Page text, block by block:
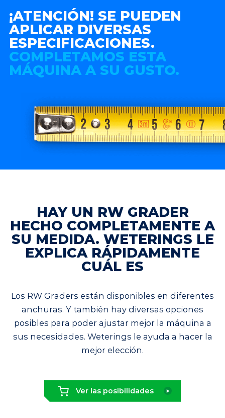
¡ATENCIÓN! SE PUEDEN
APLICAR DIVERSAS
ESPECIFICACIONES.
COMPLETAMOS ESTA
MÁQUINA A SU GUSTO.
HAY UN RW GRADER
HECHO COMPLETAMENTE A
SU MEDIDA. WETERINGS LE
EXPLICA RÁPIDAMENTE
CUÁL ES
Los RW Graders están disponibles en diferentes
anchuras. Y también hay diversas opciones
posibles para poder ajustar mejor la máquina a
sus necesidades. Weterings le ayuda a hacer la
mejor elección.
Ver las posibilidades